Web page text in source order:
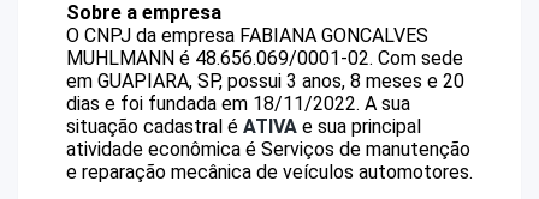
Sobre a empresa
O CNPJ da empresa FABIANA GONCALVES
MUHLMANN é 48.656.069/0001-02. Com sede
em GUAPIARA, SP, possui 3 anos, 8 meses e 20
dias e foi fundada em 18/11/2022. A sua
situação cadastral é ATIVA e sua principal
atividade econômica é Serviços de manutenção
e reparação mecânica de veículos automotores.